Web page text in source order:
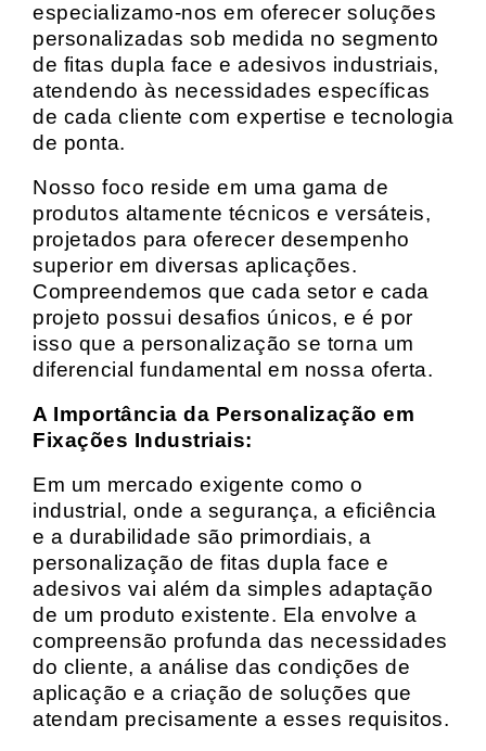
especializamo-nos em oferecer soluções
personalizadas sob medida no segmento
de fitas dupla face e adesivos industriais,
atendendo às necessidades específicas
de cada cliente com expertise e tecnologia
de ponta.
Nosso foco reside em uma gama de
produtos altamente técnicos e versáteis,
projetados para oferecer desempenho
superior em diversas aplicações.
Compreendemos que cada setor e cada
projeto possui desafios únicos, e é por
isso que a personalização se torna um
diferencial fundamental em nossa oferta.
A Importância da Personalização em
Fixações Industriais:
Em um mercado exigente como o
industrial, onde a segurança, a eficiência
e a durabilidade são primordiais, a
personalização de fitas dupla face e
adesivos vai além da simples adaptação
de um produto existente. Ela envolve a
compreensão profunda das necessidades
do cliente, a análise das condições de
aplicação e a criação de soluções que
atendam precisamente a esses requisitos.